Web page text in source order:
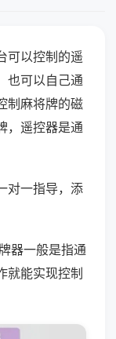
可以控制的遥
也可以自己通
制麻将牌的磁
，遥控器是通
对一指导，添
器一般是指通
就能实现控制